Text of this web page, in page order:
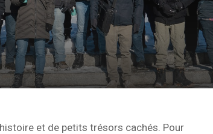
et de petits trésors cachés. Pour